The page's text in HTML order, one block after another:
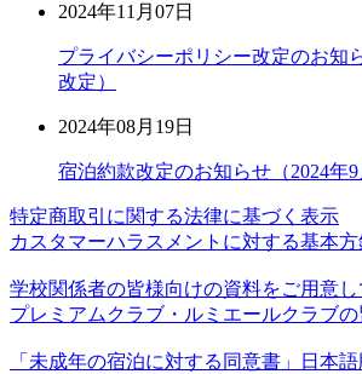
2024年11月07日
プライバシーポリシー改定のお知
改定）
2024年08月19日
宿泊約款改定のお知らせ（2024年9
特定商取引に関する法律に基づく表示
カスタマーハラスメントに対する基本方
学校関係者の皆様向けの資料をご用意
プレミアムクラブ・ルミエールクラブ
「未成年の宿泊に対する同意書」日本